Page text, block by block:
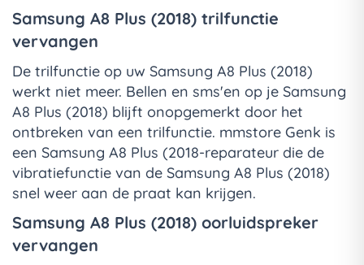
Samsung A8 Plus (2018) trilfunctie
vervangen
De trilfunctie op uw Samsung A8 Plus (2018)
werkt niet meer. Bellen en sms'en op je Samsung
A8 Plus (2018) blijft onopgemerkt door het
ontbreken van een trilfunctie. mmstore Genk is
een Samsung A8 Plus (2018-reparateur die de
vibratiefunctie van de Samsung A8 Plus (2018)
snel weer aan de praat kan krijgen.
Samsung A8 Plus (2018) oorluidspreker
vervangen